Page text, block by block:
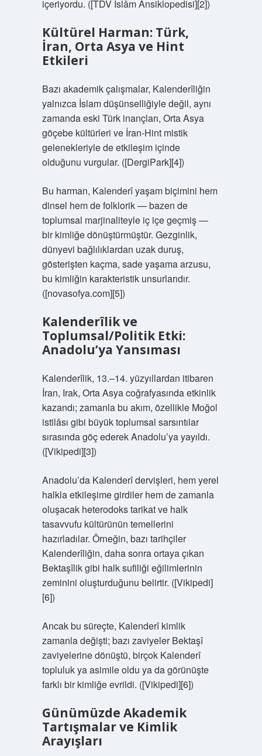
içeriyordu. ([TDV İslâm Ansiklopedisi][2])
Kültürel Harman: Türk,
İran, Orta Asya ve Hint
Etkileri
Bazı akademik çalışmalar, Kalenderîliğin
yalnızca İslam düşünselliğiyle değil, aynı
zamanda eski Türk inançları, Orta Asya
göçebe kültürleri ve İran‑Hint mistik
gelenekleriyle de etkileşim içinde
olduğunu vurgular. ([DergiPark][4])
Bu harman, Kalenderî yaşam biçimini hem
dinsel hem de folklorik — bazen de
toplumsal marjinaliteyle iç içe geçmiş —
bir kimliğe dönüştürmüştür. Gezginlik,
dünyevi bağlılıklardan uzak duruş,
gösterişten kaçma, sade yaşama arzusu,
bu kimliğin karakteristik unsurlarıdır.
([novasofya.com][5])
Kalenderîlik ve
Toplumsal/Politik Etki:
Anadolu’ya Yansıması
Kalenderîlik, 13.–14. yüzyıllardan itibaren
İran, Irak, Orta Asya coğrafyasında etkinlik
kazandı; zamanla bu akım, özellikle Moğol
istilâsı gibi büyük toplumsal sarsıntılar
sırasında göç ederek Anadolu’ya yayıldı.
([Vikipedi][3])
Anadolu’da Kalenderî dervişleri, hem yerel
halkla etkileşime girdiler hem de zamanla
oluşacak heterodoks tarikat ve halk
tasavvufu kültürünün temellerini
hazırladılar. Örneğin, bazı tarihçiler
Kalenderîliğin, daha sonra ortaya çıkan
Bektaşîlik gibi halk sufiliği eğilimlerinin
zeminini oluşturduğunu belirtir. ([Vikipedi]
[6])
Ancak bu süreçte, Kalenderî kimlik
zamanla değişti; bazı zaviyeler Bektaşî
zaviyelerine dönüştü, birçok Kalenderî
topluluk ya asimile oldu ya da görünüşte
farklı bir kimliğe evrildi. ([Vikipedi][6])
Günümüzde Akademik
Tartışmalar ve Kimlik
Arayışları